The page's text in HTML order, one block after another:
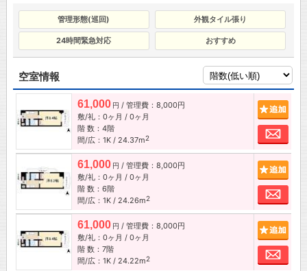
管理形態(巡回) 外観タイル張り
24時間緊急対応 おすすめ
空室情報
61,000 円 / 管理費：8,000円
敷/礼：0ヶ月 / 0ヶ月
階 数：4階
間/広：1K / 24.37m2
お
61,000 円 / 管理費：8,000円
敷/礼：0ヶ月 / 0ヶ月
階 数：6階
間/広：1K / 24.26m2
お
61,000 円 / 管理費：8,000円
敷/礼：0ヶ月 / 0ヶ月
階 数：7階
間/広：1K / 24.22m2
お